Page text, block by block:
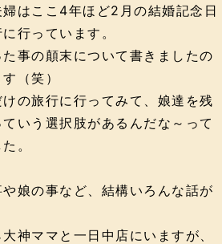
はここ4年ほど2月の結婚記念日
行っています。
事の顛末について書きましたの
す（笑）
の旅行に行ってみて、娘達を残
いう選択肢があるんだな～って
。
娘の事など、結構いろんな話が
神ママと一日中店にいますが、